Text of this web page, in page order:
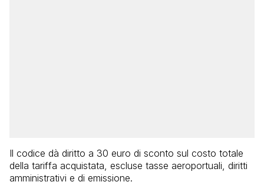
Il codice dà diritto a 30 euro di sconto sul costo totale
della tariffa acquistata, escluse tasse aeroportuali, diritti
amministrativi e di emissione.